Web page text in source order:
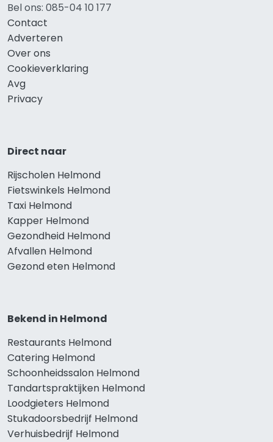
Bel ons: 085-04 10 177
Contact
Adverteren
Over ons
Cookieverklaring
Avg
Privacy
Direct naar
Rijscholen Helmond
Fietswinkels Helmond
Taxi Helmond
Kapper Helmond
Gezondheid Helmond
Afvallen Helmond
Gezond eten Helmond
Bekend in Helmond
Restaurants Helmond
Catering Helmond
Schoonheidssalon Helmond
Tandartspraktijken Helmond
Loodgieters Helmond
Stukadoorsbedrijf Helmond
Verhuisbedrijf Helmond